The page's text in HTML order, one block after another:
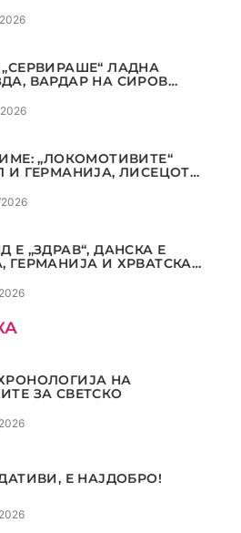
ЛАДНА
ВАРДАР НА СИРОВ
„ЛОКОМОТИВИТЕ“
И ГЕРМАНИЈА, ЛИСЕЦОТ
Е „ЗДРАВ“, ДАНСКА Е
ГЕРМАНИЈА И ХРВАТСКА
НА
ЗА СВЕТСКО
Е НАЈДОБРО!